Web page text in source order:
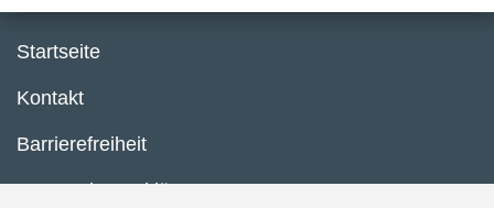
Startseite
Kontakt
Barrierefreiheit
Datenschutzerklärung